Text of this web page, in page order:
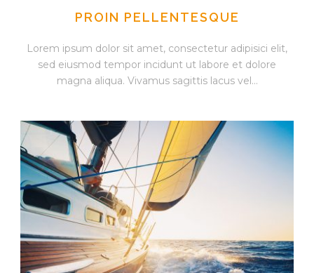
PROIN PELLENTESQUE
Lorem ipsum dolor sit amet, consectetur adipisici elit,
sed eiusmod tempor incidunt ut labore et dolore
magna aliqua. Vivamus sagittis lacus vel...